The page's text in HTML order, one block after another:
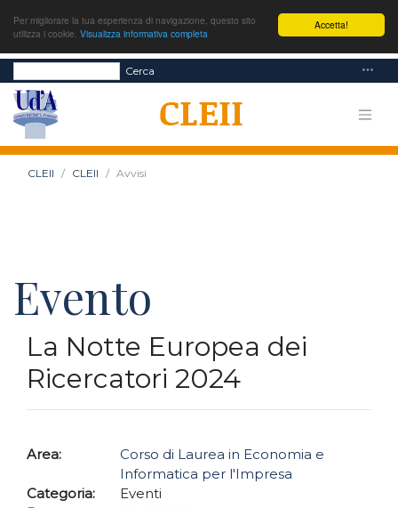
Accetta!
Per migliorare la tua esperienza di navigazione, questo sito
utilizza i cookie. Visualizza informativa completa
Cerca
CLEII CLEII Avvisi
Evento
La Notte Europea dei
Ricercatori 2024
Area:
Corso di Laurea in Economia e
Informatica per l'Impresa
Categoria:
Eventi